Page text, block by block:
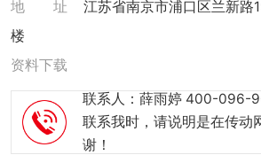
地 址
江苏省南京市浦口区兰新路
楼
资料下载
联系人：薛雨婷 400-096-
联系我时，请说明是在传动
谢！